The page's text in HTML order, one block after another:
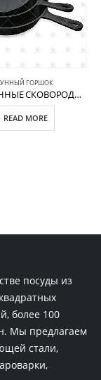
ГОРШОК
3ШТ ЧУГУННЫЕ СКОВОРОДЫ CW-CI005
READ MORE
посуды из
более 100
Мы предлагаем
стали,